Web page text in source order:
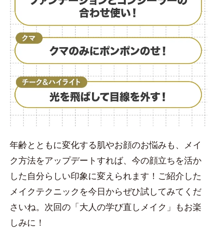
年齢とともに変化する肌やお顔のお悩みも、メイ
ク方法をアップデートすれば、今の顔立ちを活か
した自分らしい印象に変えられます！ご紹介した
メイクテクニックを今日からぜひ試してみてくだ
さいね。次回の「大人の学び直しメイク」もお楽
しみに！